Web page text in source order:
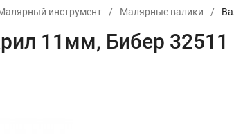
инструмент / Малярные валики /
11мм, Бибер 32511